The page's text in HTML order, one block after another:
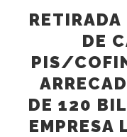
RETIRADA
DE
PIS/
DE 120
EMPRESA